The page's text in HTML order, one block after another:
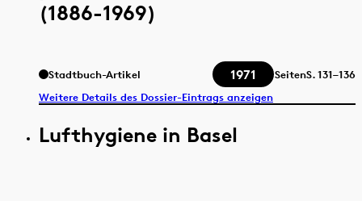
(1886-1969)
Stadtbuch-Artikel 1971 SeitenS.131–136
Weitere Details des Dossier-Eintrags anzeigen
Lufthygiene in Basel